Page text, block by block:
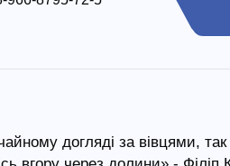
догляді за вівцями,